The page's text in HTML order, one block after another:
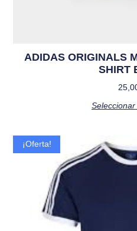
ADIDAS ORIGINALS
SHIRT
¡Oferta!